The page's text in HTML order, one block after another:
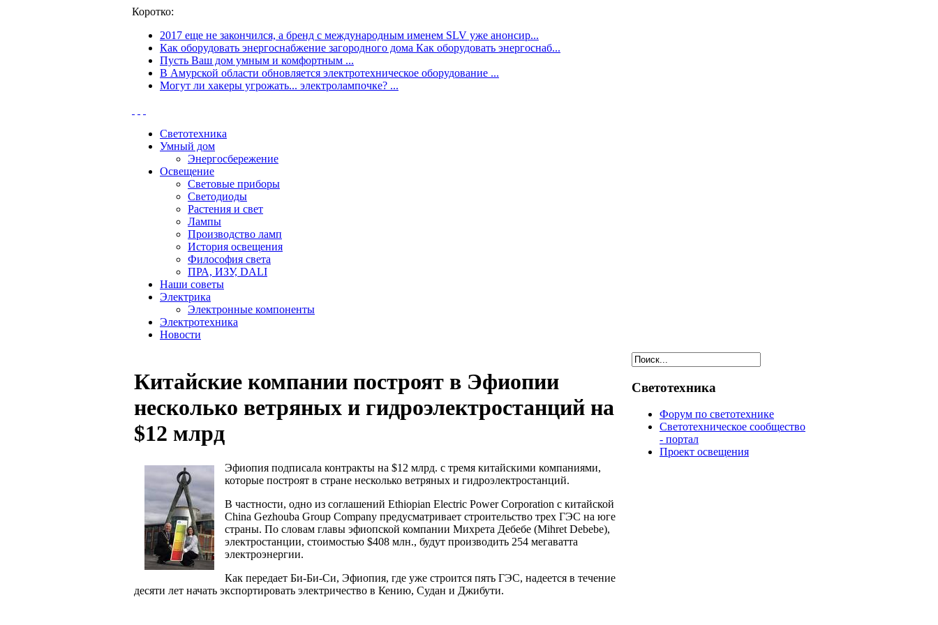
Коротко:
2017 еще не закончился, а бренд с международным именем SLV уже анонсир...
Как оборудовать энергоснабжение загородного дома Как оборудовать энергоснаб...
Пусть Ваш дом умным и комфортным ...
В Амурской области обновляется электротехническое оборудование ...
Могут ли хакеры угрожать... электролампочке? ...
Светотехника
Умный дом
Энергосбережение
Освещение
Световые приборы
Светодиоды
Растения и свет
Лампы
Производство ламп
История освещения
Философия света
ПРА, ИЗУ, DALI
Наши советы
Электрика
Электронные компоненты
Электротехника
Новости
Китайские компании построят в Эфиопии
несколько ветряных и гидроэлектростанций на
$12 млрд
Эфиопия подписала контракты на $12 млрд. с тремя китайскими компаниями,
которые построят в стране несколько ветряных и гидроэлектростанций.
В частности, одно из соглашений Ethiopian Electric Power Corporation с китайской
China Gezhouba Group Company предусматривает строительство трех ГЭС на юге
страны. По словам главы эфиопской компании Михрета Дебебе (Mihret Debebe),
электростанции, стоимостью $408 млн., будут производить 254 мегаватта
электроэнергии.
Как передает Би-Би-Си, Эфиопия, где уже строится пять ГЭС, надеется в течение
десяти лет начать экспортировать электричество в Кению, Судан и Джибути.
Светотехника
Форум по светотехнике
Светотехническое сообщество
- портал
Проект освещения